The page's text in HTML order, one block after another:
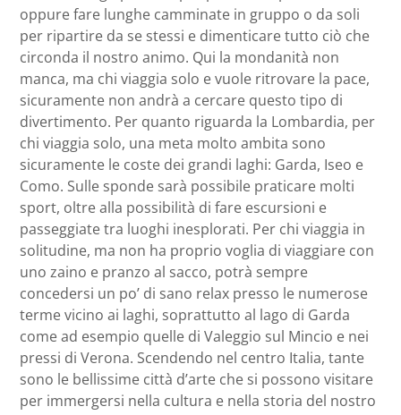
oppure fare lunghe camminate in gruppo o da soli
per ripartire da se stessi e dimenticare tutto ciò che
circonda il nostro animo. Qui la mondanità non
manca, ma chi viaggia solo e vuole ritrovare la pace,
sicuramente non andrà a cercare questo tipo di
divertimento. Per quanto riguarda la Lombardia, per
chi viaggia solo, una meta molto ambita sono
sicuramente le coste dei grandi laghi: Garda, Iseo e
Como. Sulle sponde sarà possibile praticare molti
sport, oltre alla possibilità di fare escursioni e
passeggiate tra luoghi inesplorati. Per chi viaggia in
solitudine, ma non ha proprio voglia di viaggiare con
uno zaino e pranzo al sacco, potrà sempre
concedersi un po’ di sano relax presso le numerose
terme vicino ai laghi, soprattutto al lago di Garda
come ad esempio quelle di Valeggio sul Mincio e nei
pressi di Verona. Scendendo nel centro Italia, tante
sono le bellissime città d’arte che si possono visitare
per immergersi nella cultura e nella storia del nostro